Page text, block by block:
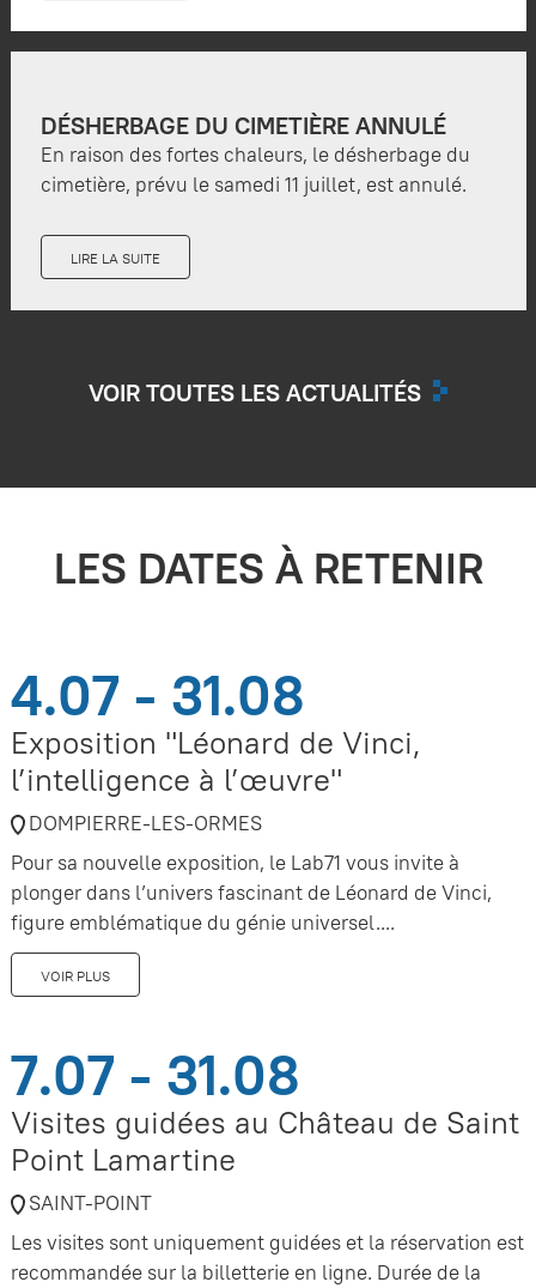
DÉSHERBAGE DU CIMETIÈRE ANNULÉ
En raison des fortes chaleurs, le désherbage du
cimetière, prévu le samedi 11 juillet, est annulé.
LIRE LA SUITE
VOIR TOUTES LES ACTUALITÉS
LES DATES À RETENIR
4.07 - 31.08
Exposition "Léonard de Vinci,
l’intelligence à l’œuvre"
DOMPIERRE-LES-ORMES
Pour sa nouvelle exposition, le Lab71 vous invite à
plonger dans l’univers fascinant de Léonard de Vinci,
figure emblématique du génie universel....
VOIR PLUS
7.07 - 31.08
Visites guidées au Château de Saint
Point Lamartine
SAINT-POINT
Les visites sont uniquement guidées et la réservation est
recommandée sur la billetterie en ligne. Durée de la